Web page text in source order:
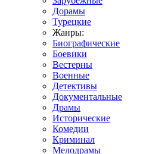
Дорамы
Турецкие
Жанры:
Биографические
Боевики
Вестерны
Военные
Детективы
Документальные
Драмы
Исторические
Комедии
Криминал
Мелодрамы